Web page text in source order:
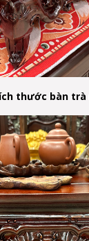
thước bàn trà